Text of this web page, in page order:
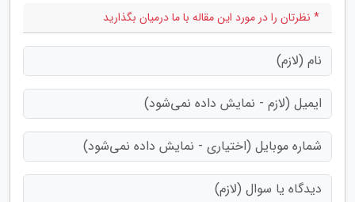
* نظرتان را در مورد این مقاله با ما درمیان بگذارید